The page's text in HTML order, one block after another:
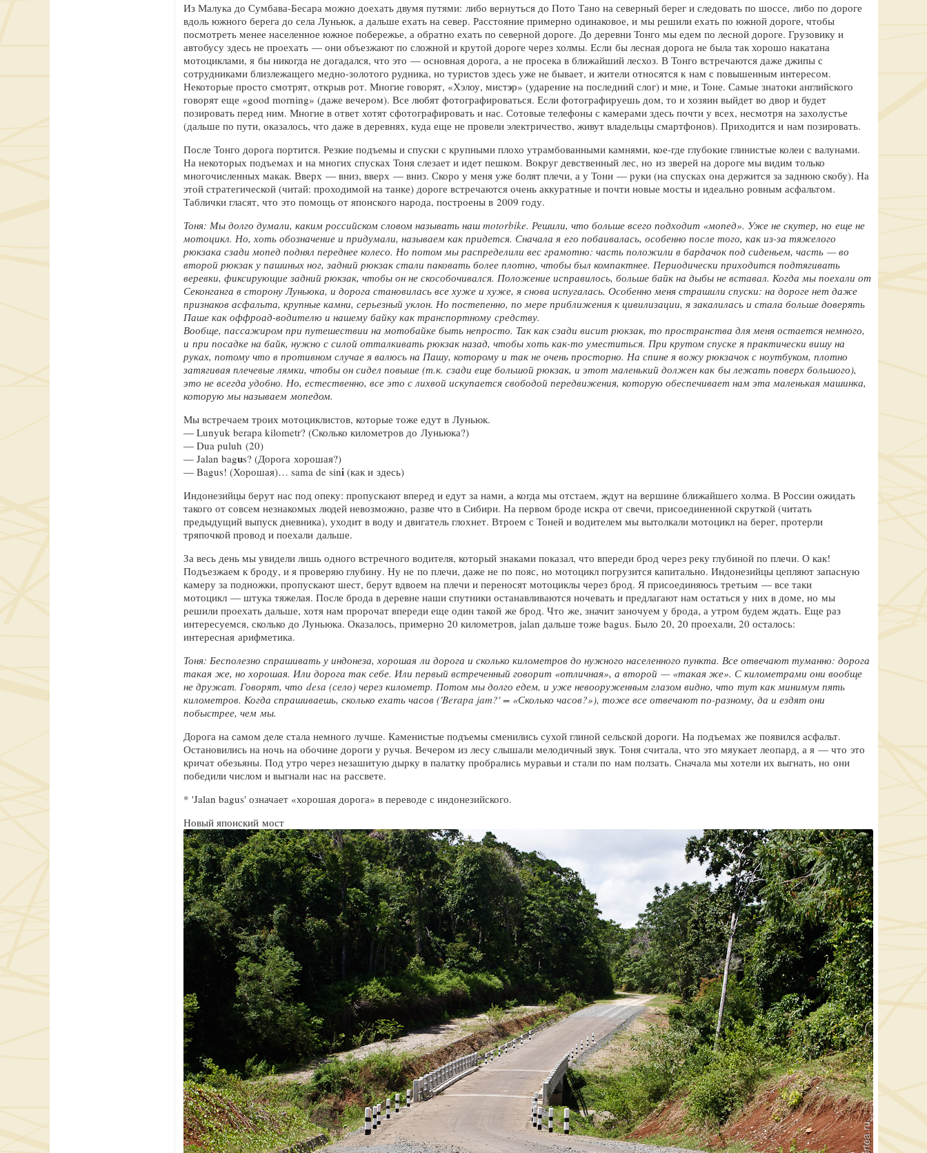
Из Малука до Сумбава-Бесара можно доехать двумя путями: либо вернуться до Пото Тано на северный берег и следовать по шоссе, либо по дороге
вдоль южного берега до села Луньюк, а дальше ехать на север. Расстояние примерно одинаковое, и мы решили ехать по южной дороге, чтобы
посмотреть менее населенное южное побережье, а обратно ехать по северной дороге. До деревни Тонго мы едем по лесной дороге. Грузовику и
автобусу здесь не проехать — они объезжают по сложной и крутой дороге через холмы. Если бы лесная дорога не была так хорошо накатана
мотоциклами, я бы никогда не догадался, что это — основная дорога, а не просека в ближайший лесхоз. В Тонго встречаются даже джипы с
сотрудниками близлежащего медно-золотого рудника, но туристов здесь уже не бывает, и жители относятся к нам с повышенным интересом.
Некоторые просто смотрят, открыв рот. Многие говорят, «Хэлоу, мистэр» (ударение на последний слог) и мне, и Тоне. Самые знатоки английского
говорят еще «good morning» (даже вечером). Все любят фотографироваться. Если фотографируешь дом, то и хозяин выйдет во двор и будет
позировать перед ним. Многие в ответ хотят сфотографировать и нас. Сотовые телефоны с камерами здесь почти у всех, несмотря на захолустье
(дальше по пути, оказалось, что даже в деревнях, куда еще не провели электричество, живут владельцы смартфонов). Приходится и нам позировать.
После Тонго дорога портится. Резкие подъемы и спуски с крупными плохо утрамбованными камнями, кое-где глубокие глинистые колеи с валунами.
На некоторых подъемах и на многих спусках Тоня слезает и идет пешком. Вокруг девственный лес, но из зверей на дороге мы видим только
многочисленных макак. Вверх — вниз, вверх — вниз. Скоро у меня уже болят плечи, а у Тони — руки (на спусках она держится за заднюю скобу). На
этой стратегической (читай: проходимой на танке) дороге встречаются очень аккуратные и почти новые мосты и идеально ровным асфальтом.
Таблички гласят, что это помощь от японского народа, построены в 2009 году.
Тоня: Мы долго думали, каким российском словом называть наш motorbike. Решили, что больше всего подходит «мопед». Уже не скутер, но еще не
мотоцикл. Но, хоть обозначение и придумали, называем как придется. Сначала я его побаивалась, особенно после того, как из-за тяжелого
рюкзака сзади мопед поднял переднее колесо. Но потом мы распределили вес грамотно: часть положили в бардачок под сиденьем, часть — во
второй рюкзак у пашиных ног, задний рюкзак стали паковать более плотно, чтобы был компактнее. Периодически приходится подтягивать
веревки, фиксирующие задний рюкзак, чтобы он не скособочивался. Положение исправилось, больше байк на дыбы не вставал. Когда мы поехали от
Секонганга в сторону Луньюка, и дорога становилась все хуже и хуже, я снова испугалась. Особенно меня страшили спуски: на дороге нет даже
признаков асфальта, крупные камни, серьезный уклон. Но постепенно, по мере приближения к цивилизации, я закалилась и стала больше доверять
Паше как оффроад-водителю и нашему байку как транспортному средству.
Вообще, пассажиром при путешествии на мотобайке быть непросто. Так как сзади висит рюкзак, то пространства для меня остается немного,
и при посадке на байк, нужно с силой отталкивать рюкзак назад, чтобы хоть как-то уместиться. При крутом спуске я практически вишу на
руках, потому что в противном случае я валюсь на Пашу, которому и так не очень просторно. На спине я вожу рюкзачок с ноутбуком, плотно
затягивая плечевые лямки, чтобы он сидел повыше (т.к. сзади еще большой рюкзак, и этот маленький должен как бы лежать поверх большого),
это не всегда удобно. Но, естественно, все это с лихвой искупается свободой передвижения, которую обеспечивает нам эта маленькая машинка,
которую мы называем мопедом.
Мы встречаем троих мотоциклистов, которые тоже едут в Луньюк.
— Lunyuk berapa kilometr? (Сколько километров до Луньюка?)
— Dua puluh (20)
— Jalan bagus? (Дорога хорошая?)
— Bagus! (Хорошая)… sama de sini(как и здесь)
Индонезийцы берут нас под опеку: пропускают вперед и едут за нами, а когда мы отстаем, ждут на вершине ближайшего холма. В России ожидать
такого от совсем незнакомых людей невозможно, разве что в Сибири. На первом броде искра от свечи, присоединенной скруткой (читать
предыдущий выпуск дневника), уходит в воду и двигатель глохнет. Втроем с Тоней и водителем мы вытолкали мотоцикл на берег, протерли
тряпочкой провод и поехали дальше.
За весь день мы увидели лишь одного встречного водителя, который знаками показал, что впереди брод через реку глубиной по плечи. О как!
Подъезжаем к броду, и я проверяю глубину. Ну не по плечи, даже не по пояс, но мотоцикл погрузится капитально. Индонезийцы цепляют запасную
камеру за подножки, пропускают шест, берут вдвоем на плечи и переносят мотоциклы через брод. Я присоединяюсь третьим — все таки
мотоцикл — штука тяжелая. После брода в деревне наши спутники останавливаются ночевать и предлагают нам остаться у них в доме, но мы
решили проехать дальше, хотя нам пророчат впереди еще один такой же брод. Что же, значит заночуем у брода, а утром будем ждать. Еще раз
интересуемся, сколько до Луньюка. Оказалось, примерно 20 километров, jalan дальше тоже bagus. Было 20, 20 проехали, 20 осталось:
интересная арифметика.
Тоня: Бесполезно спрашивать у индонеза, хорошая ли дорога и сколько километров до нужного населенного пункта. Все отвечают туманно: дорога
такая же, но хорошая. Или дорога так себе. Или первый встреченный говорит «отличная», а второй — «такая же». С километрами они вообще
не дружат. Говорят, что desa (село) через километр. Потом мы долго едем, и уже невооруженным глазом видно, что тут как минимум пять
километров. Когда спрашиваешь, сколько ехать часов ('Berapa jam?' = «Сколько часов?»), тоже все отвечают по-разному, да и ездят они
побыстрее, чем мы.
Дорога на самом деле стала немного лучше. Каменистые подъемы сменились сухой глиной сельской дороги. На подъемах же появился асфальт.
Остановились на ночь на обочине дороги у ручья. Вечером из лесу слышали мелодичный звук. Тоня считала, что это мяукает леопард, а я — что это
кричат обезьяны. Под утро через незашитую дырку в палатку пробрались муравьи и стали по нам ползать. Сначала мы хотели их выгнать, но они
победили числом и выгнали нас на рассвете.
* 'Jalan bagus' означает «хорошая дорога» в переводе с индонезийского.
Новый японский мост